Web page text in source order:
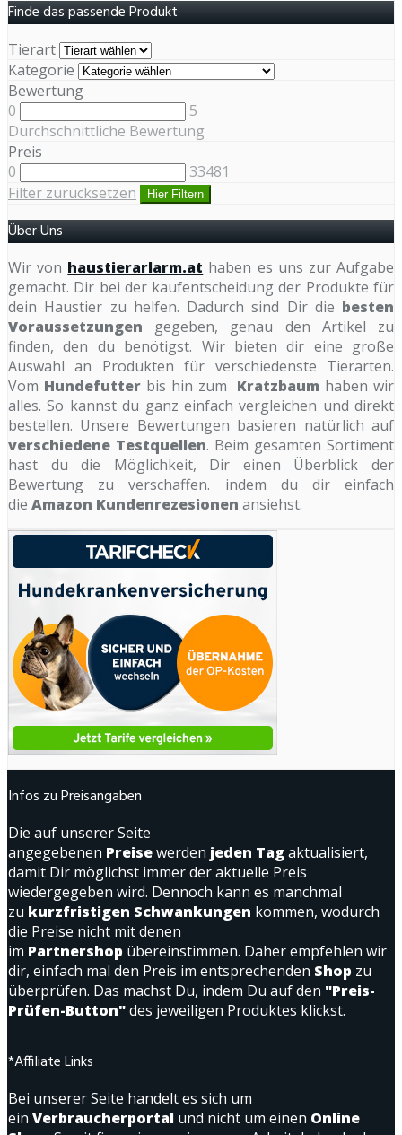
Finde das passende Produkt
Tierart
Kategorie
Bewertung
0
5
Durchschnittliche Bewertung
Preis
0
33481
Filter zurücksetzen
Hier Filtern
Über Uns
Wir von haustierarlarm.at haben es uns zur Aufgabe
gemacht. Dir bei der kaufentscheidung der Produkte für
dein Haustier zu helfen. Dadurch sind Dir die besten
Voraussetzungen gegeben, genau den Artikel zu
finden, den du benötigst. Wir bieten dir eine große
Auswahl an Produkten für verschiedenste Tierarten.
Vom Hundefutter bis hin zum Kratzbaum haben wir
alles. So kannst du ganz einfach vergleichen und direkt
bestellen. Unsere Bewertungen basieren natürlich auf
verschiedene Testquellen. Beim gesamten Sortiment
hast du die Möglichkeit, Dir einen Überblick der
Bewertung zu verschaffen. indem du dir einfach
die Amazon Kundenrezesionen ansiehst.
Infos zu Preisangaben
Die auf unserer Seite
angegebenen Preisewerden jeden Tagaktualisiert,
damit Dir möglichst immer der aktuelle Preis
wiedergegeben wird. Dennoch kann es manchmal
zu kurzfristigen Schwankungen kommen, wodurch
die Preise nicht mit denen
im Partnershop übereinstimmen. Daher empfehlen wir
dir, einfach mal den Preis im entsprechenden Shop zu
überprüfen. Das machst Du, indem Du auf den "Preis-
Prüfen-Button"des jeweiligen Produktes klickst.
*Affiliate Links
Bei unserer Seite handelt es sich um
ein Verbraucherportal und nicht um einen Online